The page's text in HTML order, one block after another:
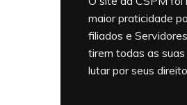
maior praticidade
filiados e
tirem todas as
lutar por seus